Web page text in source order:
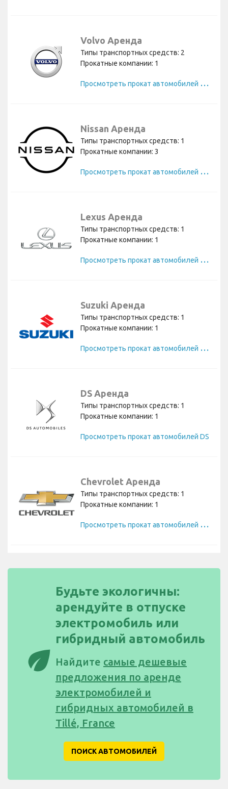
Volvo Аренда
Типы транспортных средств: 2
Прокатные компании: 1
П
росмотреть прокат автомобилей Volvo
Nissan Аренда
Типы транспортных средств: 1
Прокатные компании: 3
П
росмотреть прокат автомобилей Nissan
Lexus Аренда
Типы транспортных средств: 1
Прокатные компании: 1
П
росмотреть прокат автомобилей Lexus
Suzuki Аренда
Типы транспортных средств: 1
Прокатные компании: 1
П
росмотреть прокат автомобилей Suzuki
DS Аренда
Типы транспортных средств: 1
Прокатные компании: 1
Просмотреть прокат автомобилей DS
Chevrolet Аренда
Типы транспортных средств: 1
Прокатные компании: 1
П
росмотреть прокат автомобилей Chevrolet
eco
Будьте экологичны:
арендуйте в отпуске
электромобиль или
гибридный автомобиль
Найдите самые дешевые
предложения по аренде
электромобилей и
гибридных автомобилей в
Tillé, France
ПОИСК АВТОМОБИЛЕЙ